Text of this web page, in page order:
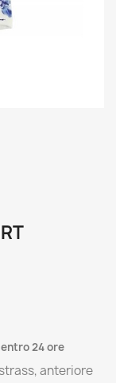
24 ore
anteriore